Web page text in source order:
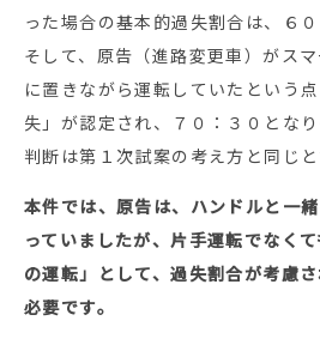
った場合の基本的過失割合は、６０
そして、原告（進路変更車）がス
に置きながら運転していたという
失」が認定され、７０：３０とな
判断は第１次試案の考え方と同じと
本件では、原告は、ハンドルと一
っていましたが、片手運転でなく
の運転」として、過失割合が考慮
必要です。